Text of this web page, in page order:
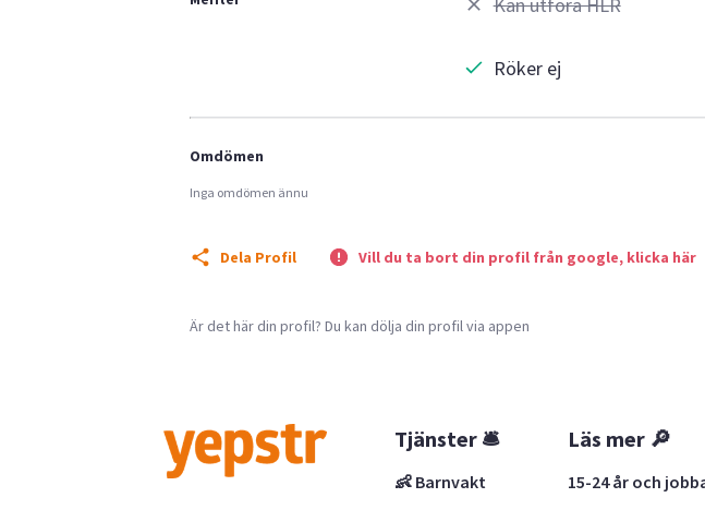
Röker ej
Omdömen
Inga omdömen ännu
Dela Profil Vill du ta bort din profil från google, klicka här
Är det här din profil? Du kan dölja din profil via appen
Tjänster 🛎
👶 Barnvakt
Läs mer 🔎
15-24 år och